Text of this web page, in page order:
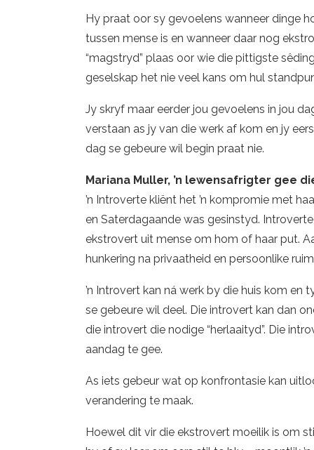
Hy praat oor sy gevoelens wanneer dinge
tussen mense is en wanneer daar nog
“magstryd” plaas oor wie die pittigste
geselskap het nie veel kans om hul
Jy skryf maar eerder jou gevoelens in jou
verstaan as jy van die werk af kom en jy
dag se gebeure wil begin praat nie.
Mariana Muller, ’n lewensafrigter gee
’n Introverte kliënt het ’n kompromie met
en Saterdagaande was gesinstyd.
ekstrovert uit mense om hom of haar put.
hunkering na privaatheid en persoonlike
’n Introvert kan ná werk by die huis kom en
se gebeure wil deel. Die introvert kan dan
die introvert die nodige “herlaaityd”. Die
aandag te gee.
As iets gebeur wat op konfrontasie kan
verandering te maak.
Hoewel dit vir die ekstrovert moeilik is om